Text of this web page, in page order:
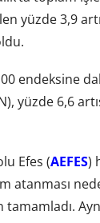
yüzde 3,9
endeksine
yüzde 6,6
Efes (AEFES)
atanması
tamamladı.